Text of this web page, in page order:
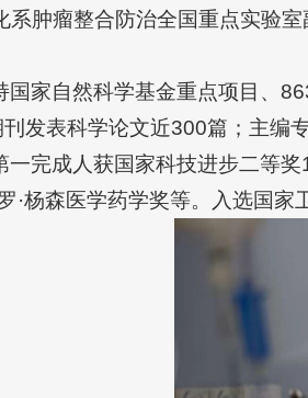
系肿瘤整合防治全国重点实验
国家自然科学基金重点项目、
发表科学论文近300篇；主编
一完成人获国家科技进步二等
·杨森医学药学奖等。入选国家